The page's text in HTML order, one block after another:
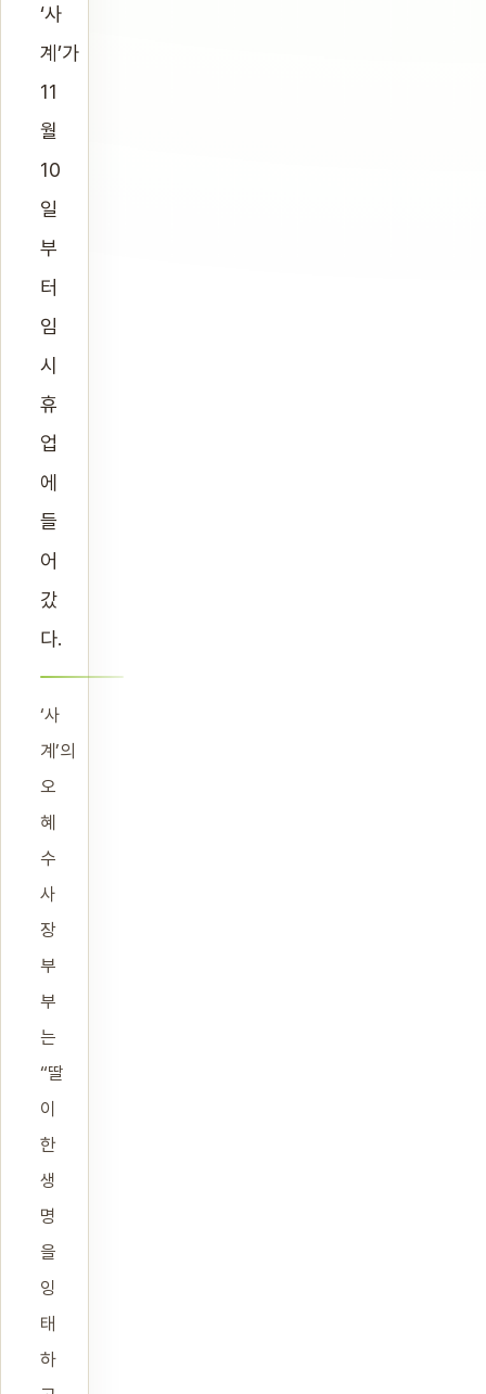
‘사
계’가
11
월
10
일
부
터
임
시
휴
업
에
들
어
갔
다.
‘사
계’의
오
혜
수
사
장
부
부
는
“딸
이
한
생
명
을
잉
태
하